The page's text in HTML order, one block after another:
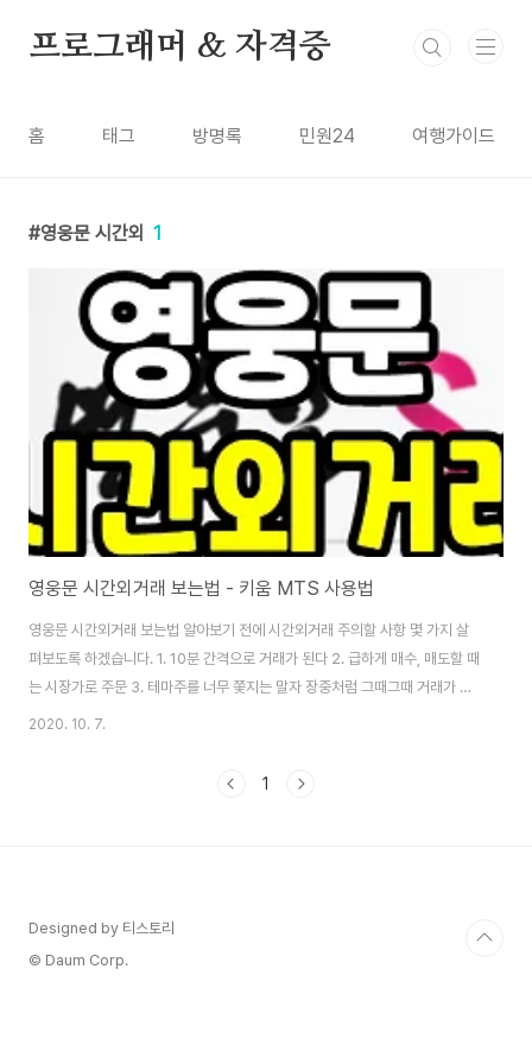
프로그래머 & 자격증
홈 태그 방명록 민원24 여행가이드
영웅문 시간외 1
영웅문 시간외거래 보는법 - 키움 MTS 사용법
영웅문 시간외거래 보는법 알아보기 전에 시간외거래 주의할 사항 몇 가지 살
펴보도록 하겠습니다. 1. 10분 간격으로 거래가 된다 2. 급하게 매수, 매도할 때
는 시장가로 주문 3. 테마주를 너무 쫓지는 말자 장중처럼 그때그때 거래가 이
뤄지지 않고, 4시부터 6시까지 10분 간격으로 거래되고요. 급하게 매수, 매도
테마주를 너무 쫓지 마세요. 윗꼬리, 아랫꼬리를 보고 현혹되어 매매하면 꼭짓
2020. 10. 7.
1
Designed by 티스토리
© Daum Corp.